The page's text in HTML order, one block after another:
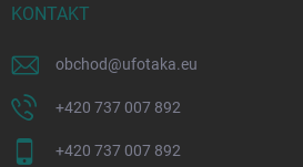
KONTAKT
obchod@ufotaka.eu
+420 737 007 892
+420 737 007 892